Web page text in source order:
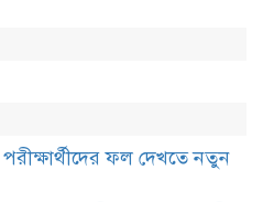
ফল দেখতে নতুন